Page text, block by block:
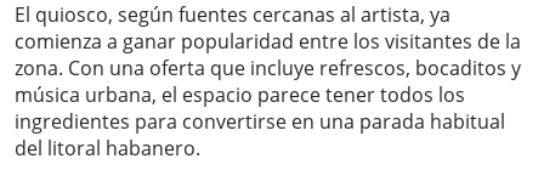
El quiosco, según fuentes cercanas al artista, ya
comienza a ganar popularidad entre los visitantes de la
zona. Con una oferta que incluye refrescos, bocaditos y
música urbana, el espacio parece tener todos los
ingredientes para convertirse en una parada habitual
del litoral habanero.